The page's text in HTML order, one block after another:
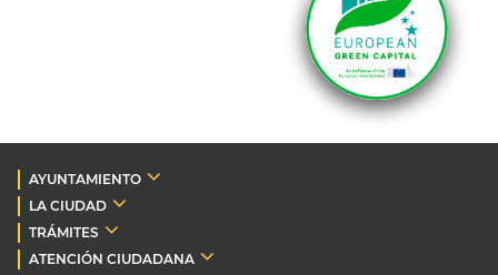
AYUNTAMIENTO
LA CIUDAD
TRÁMITES
ATENCIÓN CIUDADANA